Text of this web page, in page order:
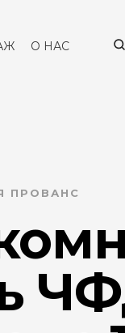
О НАС
ПРОВАНС